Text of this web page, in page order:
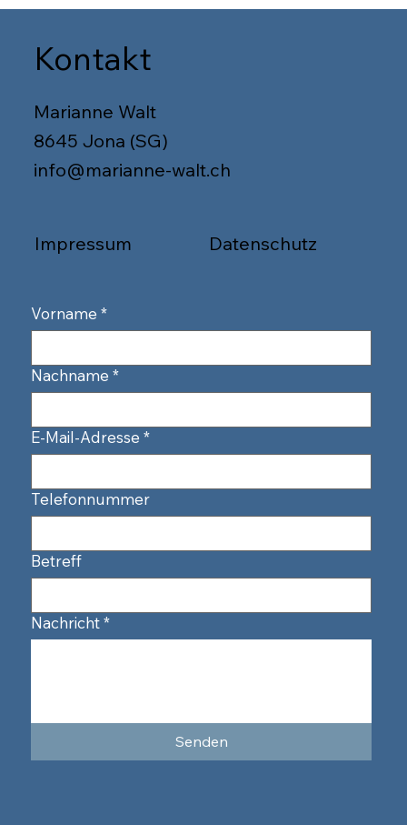
Kontakt
Marianne Walt
8645 Jona (SG)
info@marianne-walt.ch
Impressum Datenschutz
Vorname *
Nachname *
E-Mail-Adresse *
Telefonnummer
Betreff
Nachricht*
Senden